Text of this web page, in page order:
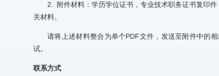
2. 附件材料：学历学位证书，专业技术职务证书复印
关材料。
请将上述材料整合为单个PDF文件，发送至附件中的
试。
联系方式